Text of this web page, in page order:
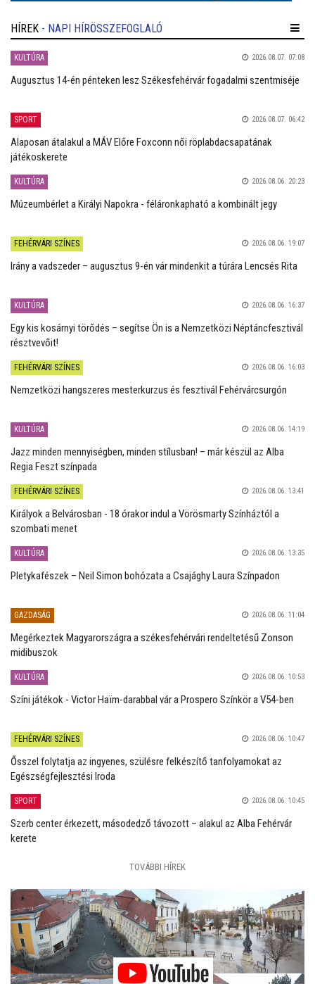
HÍREK - NAPI HÍRÖSSZEFOGLALÓ
KULTÚRA 2026.08.07. 07:08
Augusztus 14-én pénteken lesz Székesfehérvár fogadalmi szentmiséje
SPORT 2026.08.07. 06:42
Alaposan átalakul a MÁV Előre Foxconn női röplabdacsapatának
játékoskerete
KULTÚRA 2026.08.06. 20:23
Múzeumbérlet a Királyi Napokra - féláronkapható a kombinált jegy
FEHÉRVÁRI SZÍNES 2026.08.06. 19:07
Irány a vadszeder – augusztus 9-én vár mindenkit a túrára Lencsés Rita
KULTÚRA 2026.08.06. 16:37
Egy kis kosárnyi törődés – segítse Ön is a Nemzetközi Néptáncfesztivál
résztvevőit!
FEHÉRVÁRI SZÍNES 2026.08.06. 16:03
Nemzetközi hangszeres mesterkurzus és fesztivál Fehérvárcsurgón
KULTÚRA 2026.08.06. 14:19
Jazz minden mennyiségben, minden stílusban! – már készül az Alba
Regia Feszt színpada
FEHÉRVÁRI SZÍNES 2026.08.06. 13:41
Királyok a Belvárosban - 18 órakor indul a Vörösmarty Színháztól a
szombati menet
KULTÚRA 2026.08.06. 13:35
Pletykafészek – Neil Simon bohózata a Csajághy Laura Színpadon
GAZDASÁG 2026.08.06. 11:04
Megérkeztek Magyarországra a székesfehérvári rendeltetésű Zonson
midibuszok
KULTÚRA 2026.08.06. 10:53
Színi játékok - Victor Haïm-darabbal vár a Prospero Színkör a V54-ben
FEHÉRVÁRI SZÍNES 2026.08.06. 10:47
Ősszel folytatja az ingyenes, szülésre felkészítő tanfolyamokat az
Egészségfejlesztési Iroda
SPORT 2026.08.06. 10:45
Szerb center érkezett, másodedző távozott – alakul az Alba Fehérvár
kerete
TOVÁBBI HÍREK